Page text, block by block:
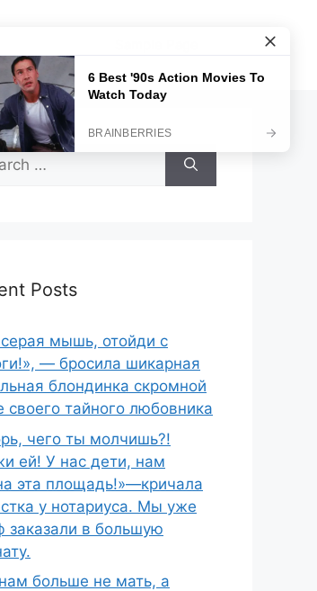
Posts
мышь, отойди с
— бросила шикарная
блондинка скромной
своего тайного любовника
чего ты молчишь?!
ей! У нас дети, нам
эта площадь!»—кричала
у нотариуса. Мы уже
заказали в большую
больше не мать, а